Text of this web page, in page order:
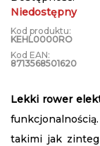
Niedostępny
Kod produktu:
KEHL0000RO
Kod EAN:
8713568501620
Lekki rower
takimi jak